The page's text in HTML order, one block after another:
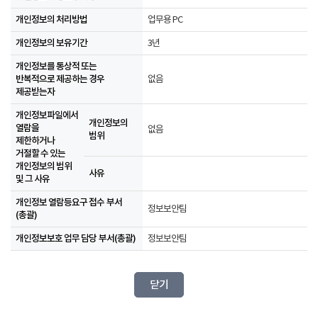
개인정보의 처리방법
업무용 PC
개인정보의 보유기간
3년
개인정보를 통상적 또는
반복적으로 제공하는 경우
제공받는자
없음
개인정보파일에서
열람을
제한하거나
거절할 수 있는
개인정보의 범위
및 그 사유
개인정보의
범위
없음
사유
개인정보 열람등요구 접수 부서
(총괄)
정보보안팀
개인정보보호 업무 담당 부서(총괄) 정보보안팀
닫기